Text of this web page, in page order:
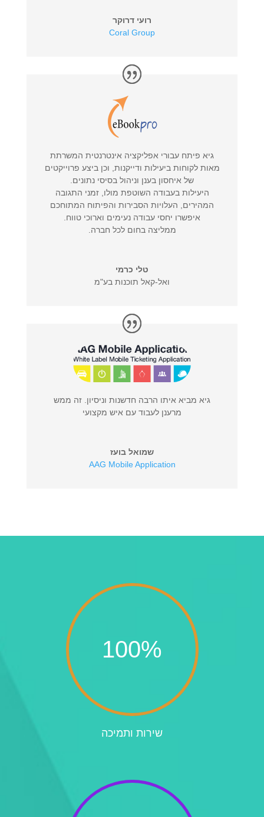
רועי דרוקר
Coral Group
גיא פיתח עבורי אפליקציה אינטרנטית המשרתת
מאות לקוחות ביעילות ודייקנות, וכן ביצע פרוייקטים
של איחסון בענן וניהול בסיסי נתונים.
היעילות בעבודה השוטפת מולו, זמני התגובה
המהירים, העלויות הסבירות והפיתוח המתוחכם
איפשרו יחסי עבודה נעימים וארוכי טווח.
ממליצה בחום לכל חברה.
טלי כרמי
ואל-קאל תוכנות בע"מ
גיא מביא איתו הרבה חדשנות וניסיון. זה ממש
מרענן לעבוד עם איש מקצועי
שמואל בועז
AAG Mobile Application
100%
שירות ותמיכה